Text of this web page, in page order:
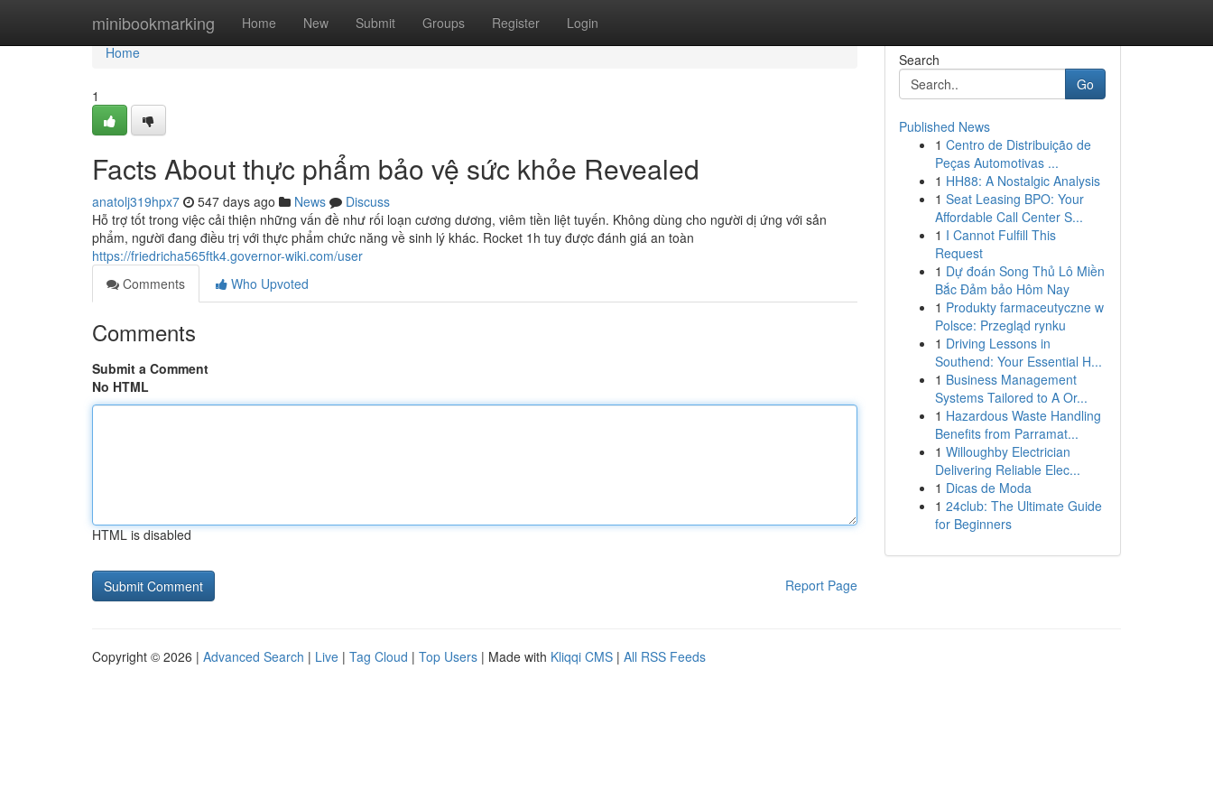
minibookmarking Home New Submit Groups Register Login
Home
Home
1
Facts About thực phẩm bảo vệ sức khỏe Revealed
anatolj319hpx7 547 days ago News
Discuss
Hỗ trợ tốt trong việc cải thiện những vấn đề như rối loạn cương dương, viêm tiền liệt tuyến. Không dùng cho người dị ứng với sản
phẩm, người đang điều trị với thực phẩm chức năng về sinh lý khác. Rocket 1h tuy được đánh giá an toàn
https://friedricha565ftk4.governor-wiki.com/user
Comments
Who Upvoted
Comments
Submit a Comment
No HTML
HTML is disabled
Report Page
Search
Go
Published News
1 Centro de Distribuição de
Peças Automotivas ...
1 HH88: A Nostalgic Analysis
1 Seat Leasing BPO: Your
Affordable Call Center S...
1 I Cannot Fulfill This
Request
1 Dự đoán Song Thủ Lô Miền
Bắc Đảm bảo Hôm Nay
1 Produkty farmaceutyczne w
Polsce: Przegląd rynku
1 Driving Lessons in
Southend: Your Essential H...
1 Business Management
Systems Tailored to A Or...
1 Hazardous Waste Handling
Benefits from Parramat...
1 Willoughby Electrician
Delivering Reliable Elec...
1 Dicas de Moda
1 24club: The Ultimate Guide
for Beginners
Copyright © 2026 | Advanced Search | Live | Tag Cloud | Top Users | Made with Kliqqi CMS | All RSS Feeds